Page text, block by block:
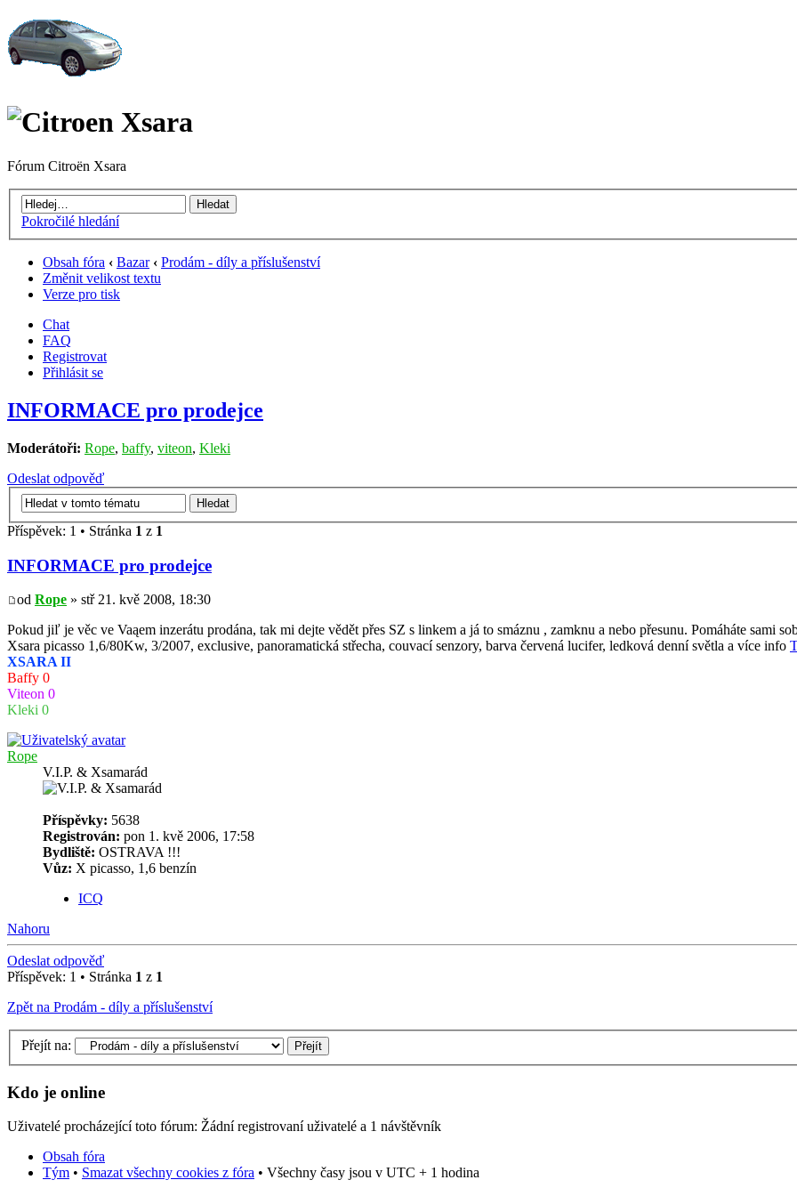
Fórum Citroën Xsara
Pokročilé hledání
Obsah fóra ‹ Bazar ‹ Prodám - díly a příslušenství
Změnit velikost textu
Verze pro tisk
Chat
FAQ
Registrovat
Přihlásit se
INFORMACE pro prodejce
Moderátoři: Rope, baffy, viteon, Kleki
Odeslat odpověď
Příspěvek: 1 • Stránka 1 z 1
INFORMACE pro prodejce
od Rope » stř 21. kvě 2008, 18:30
Pokud jiľ je věc ve Vaąem inzerátu prodána, tak mi dejte vědět přes SZ s linkem a já to smáznu , zamknu a nebo přesunu. Pomáháte sami
Xsara picasso 1,6/80Kw, 3/2007, exclusive, panoramatická střecha, couvací senzory, barva červená lucifer, ledková denní světla a více info
XSARA II
Baffy 0
Viteon 0
Kleki 0
Rope
V.I.P. & Xsamarád
Příspěvky: 5638
Registrován: pon 1. kvě 2006, 17:58
Bydliště: OSTRAVA !!!
Vůz: X picasso, 1,6 benzín
ICQ
Nahoru
Odeslat odpověď
Příspěvek: 1 • Stránka 1 z 1
Zpět na Prodám - díly a příslušenství
Přejít na:
Kdo je online
Uživatelé procházející toto fórum: Žádní registrovaní uživatelé a 1 návštěvník
Obsah fóra
Tým • Smazat všechny cookies z fóra • Všechny časy jsou v UTC + 1 hodina